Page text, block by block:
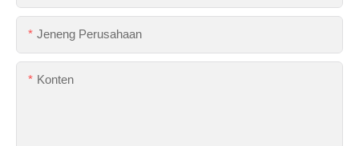
Jeneng Perusahaan
Konten